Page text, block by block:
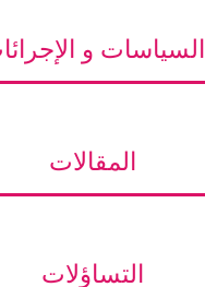
السياسات و
المقالات
التساؤلات